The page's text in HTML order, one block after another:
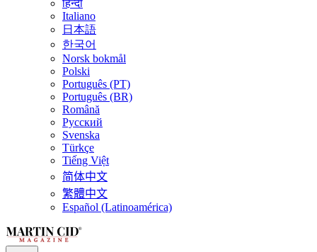
हिन्दी
Italiano
日本語
한국어
Norsk bokmål
Polski
Português (PT)
Português (BR)
Română
Русский
Svenska
Türkçe
Tiếng Việt
简体中文
繁體中文
Español (Latinoamérica)